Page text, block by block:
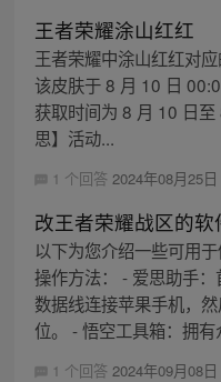
王者荣耀涂山红红
王者荣耀中涂山红红对
该皮肤于 8 月 10 日
获取时间为 8 月 10 日
思】活动...
1 个回答 2024年08月25
改王者荣耀战区的软
以下为您介绍一些可用
操作方法： - 爱思助手：
数据线连接苹果手机，
位。 - 悟空工具箱：拥
1 个回答 2024年09月08日